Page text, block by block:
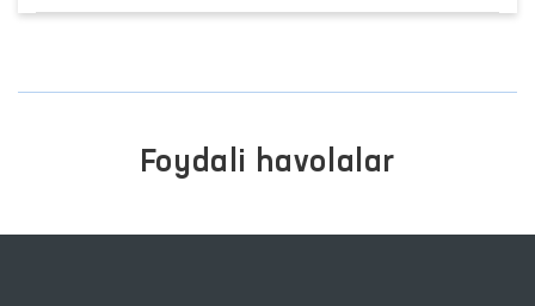
Foydali havolalar